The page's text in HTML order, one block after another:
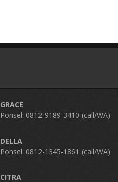
GRACE
Ponsel: 0812-9189-3410 (call/WA)
DELLA
Ponsel: 0812-1345-1861 (call/WA)
CITRA